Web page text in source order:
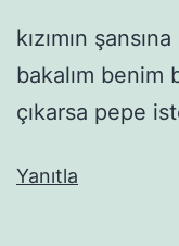
kızımın
bakalım benim
çıkarsa pepe
Yanıtla